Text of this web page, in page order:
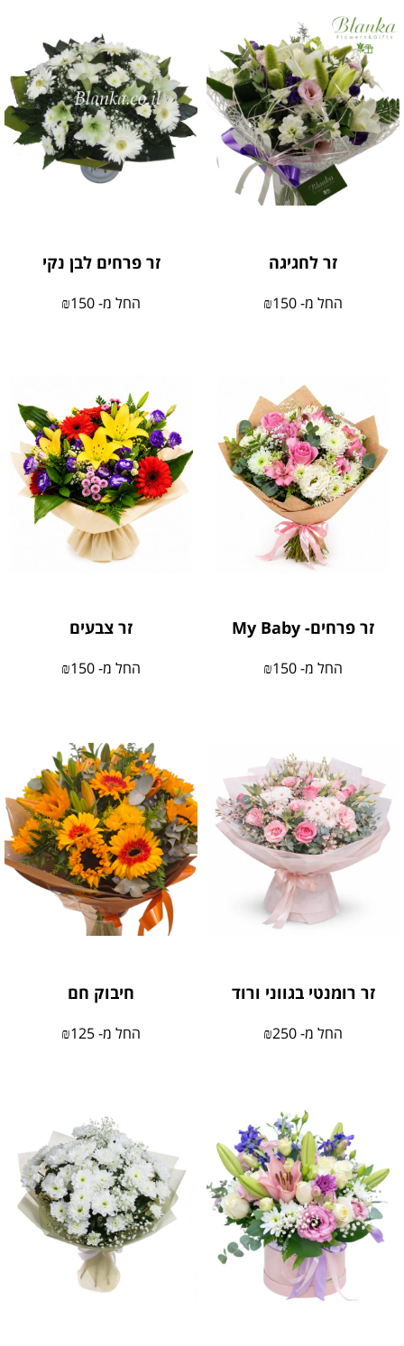
זר לחגיגה
החל מ- ₪150
זר פרחים לבן נקי
החל מ- ₪150
זר פרחים- My Baby
החל מ- ₪150
זר צבעים
החל מ- ₪150
זר רומנטי בגווני ורוד
החל מ- ₪250
חיבוק חם
החל מ- ₪125